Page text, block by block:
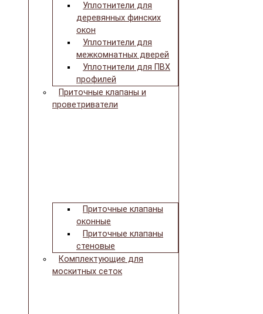
Уплотнители для
деревянных финских
окон
Уплотнители для
межкомнатных дверей
Уплотнители для ПВХ
профилей
Приточные клапаны и
проветриватели
Приточные клапаны
оконные
Приточные клапаны
стеновые
Комплектующие для
москитных сеток